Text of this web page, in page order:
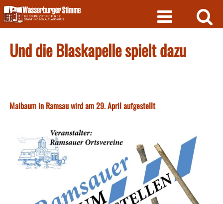
Skip
to
content
Und die Blaskapelle spielt dazu
Maibaum in Ramsau wird am 29. April aufgestellt